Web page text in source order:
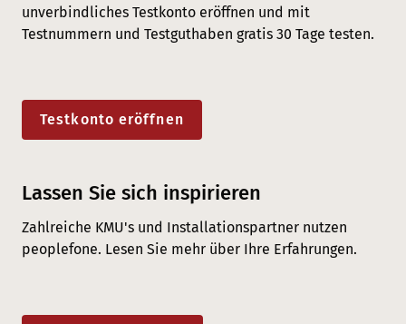
unverbindliches Testkonto eröffnen und mit
Testnummern und Testguthaben gratis 30 Tage testen.
Testkonto eröffnen
Lassen Sie sich inspirieren
Zahlreiche KMU's und Installationspartner nutzen
peoplefone. Lesen Sie mehr über Ihre Erfahrungen.